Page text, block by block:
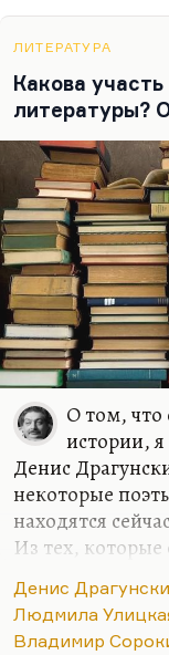
ЛИТЕРАТУРА
Какова
литературы?
О том, что
истории,
Денис
некоторые
находятся
Из тех, которые
«Маленький
из самых
Денис
Людмила
Владимир